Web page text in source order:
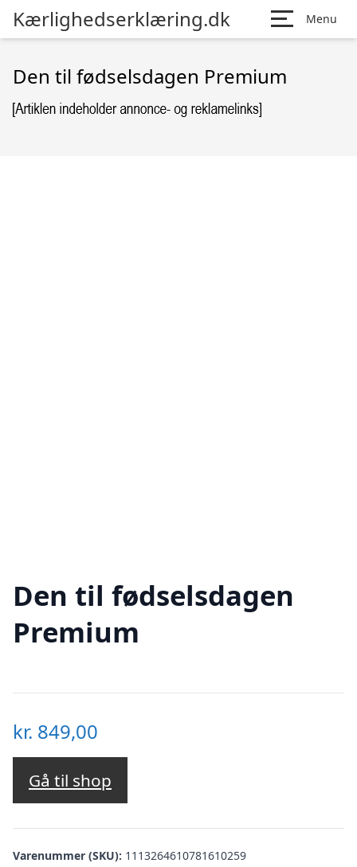
Kærlighedserklæring.dk Menu
Den til fødselsdagen Premium
Den til fødselsdagen
Premium
kr. 849,00
Gå til shop
Varenummer (SKU): 1113264610781610259